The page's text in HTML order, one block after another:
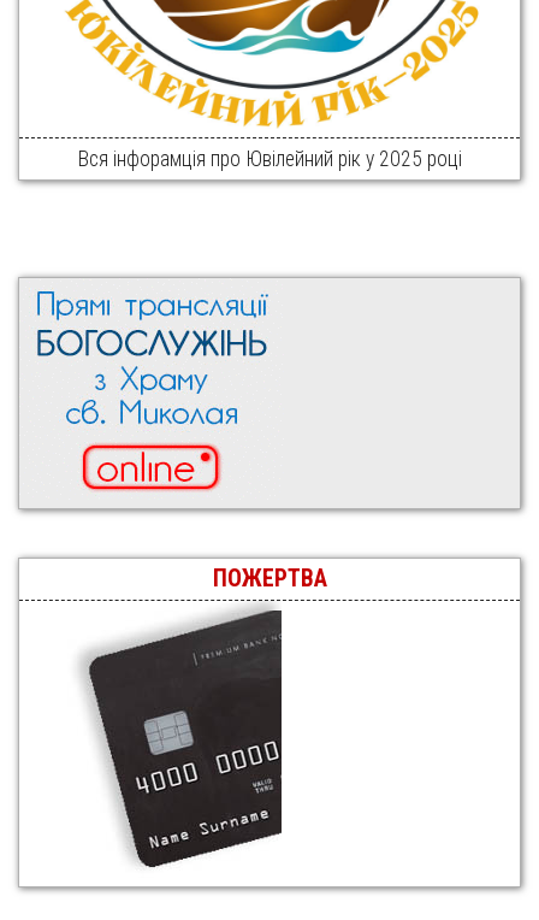
Вся інфорамція про Ювілейний рік у 2025 році
ПОЖЕРТВА